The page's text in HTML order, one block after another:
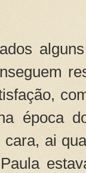
época
cara, ai